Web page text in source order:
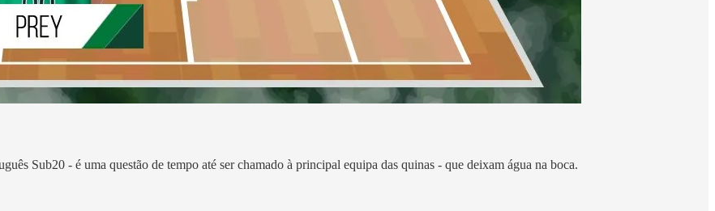
Sub20 - é uma questão de tempo até ser chamado à principal equipa das quinas - que deixam água na boca.